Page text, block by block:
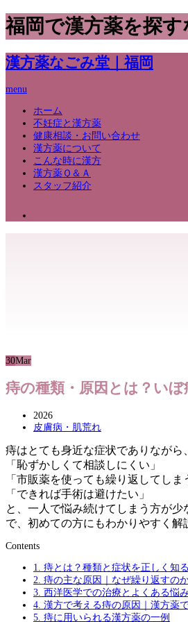
福岡で漢方薬を探す
漢方薬なごみ堂｜福岡
menu
ホーム
不妊症と漢方薬
健康相談・お問い合わせ
漢方薬について
こんな時に漢方
漢方薬Ｑ＆Ａ
スタッフ紹介
30Mar
痔の種類・原因とは？い
2026
皮膚病・肌荒れ
痔はとても身近な症状でありながら、
「恥ずかしくて相談しにくい」
「市販薬を使っても繰り返してしま
「できれば手術は避けたい」
と、一人で悩み続けてしまう方が
で、初めての方にもわかりやすく解
Contents
1.
痔とは？種類と症状を正しく知る
2. 痔の主な原因｜なぜ繰り返すの
3. 西洋医学での治療とよくある悩
4. 漢方で考える痔の原因｜漢方薬
5. 痔に用いられる漢方薬の一例